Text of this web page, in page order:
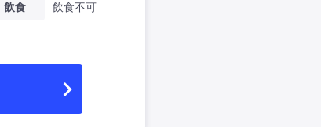
飲食 飲食不可